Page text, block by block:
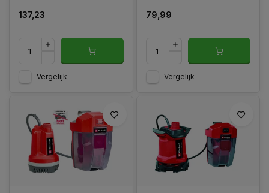
137,23
Vergelijk
79,99
Vergelijk